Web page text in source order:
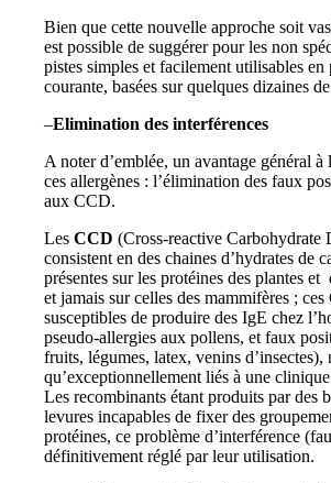
Bien que cette nouvelle approche soit
est possible de suggérer pour les non
pistes simples et facilement utilisables en
courante, basées sur quelques dizaines
–Elimination des interférences
A noter d’emblée, un avantage général à
ces allergènes : l’élimination des faux
aux CCD.
Les CCD (Cross-reactive Carbohydrate
consistent en des chaines d’hydrates de
présentes sur les protéines des plantes et
et jamais sur celles des mammifères ;
susceptibles de produire des IgE chez
pseudo-allergies aux pollens, et faux
fruits, légumes, latex, venins d’insectes),
qu’exceptionnellement liés à une
Les recombinants étant produits par des
levures incapables de fixer des
protéines, ce problème d’interférence
définitivement réglé par leur utilisation.